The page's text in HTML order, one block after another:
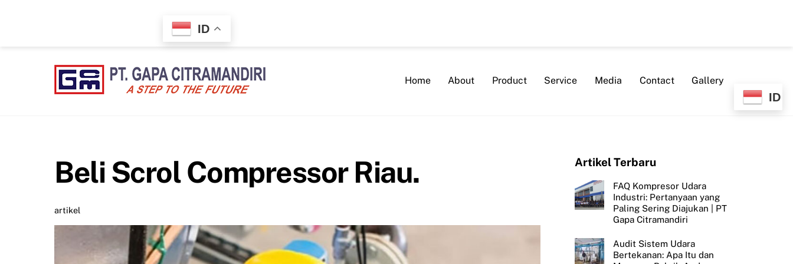
ID
Home About Product Service Media Contact Gallery
ID
Beli Scrol Compressor Riau.
artikel
Artikel Terbaru
FAQ Kompresor Udara
Industri: Pertanyaan yang
Paling Sering Diajukan | PT
Gapa Citramandiri
Audit Sistem Udara
Bertekanan: Apa Itu dan